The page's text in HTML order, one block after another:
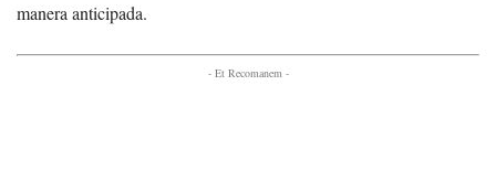
manera anticipada.
- Et Recomanem -